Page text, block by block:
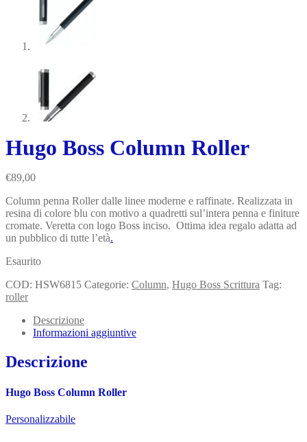
Hugo Boss Column Roller
€89,00
Column penna Roller dalle linee moderne e raffinate. Realizzata in
resina di colore blu con motivo a quadretti sul’intera penna e finiture
cromate. Veretta con logo Boss inciso. Ottima idea regalo adatta ad
un pubblico di tutte l’età.
Esaurito
COD: HSW6815 Categorie: Column, Hugo Boss Scrittura Tag:
roller
Descrizione
Informazioni aggiuntive
Descrizione
Hugo Boss Column Roller
Personalizzabile